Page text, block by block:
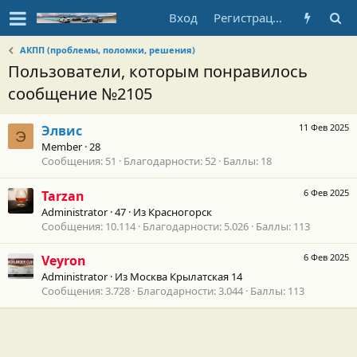
Вход Регистрация
АКПП (проблемы, поломки, решения)
Пользователи, которым понравилось
сообщение №2105
Э
11 Фев 2025
Элвис
Member ·28
Сообщения 51 Благодарности 52 Баллы 18
6 Фев 2025
Tarzan
Administrator ·47 · Из Красногорск
Сообщения 10.114 Благодарности 5.026 Баллы 113
6 Фев 2025
Veyron
Administrator · Из Москва Крылатская 14
Сообщения 3.728 Благодарности 3.044 Баллы 113